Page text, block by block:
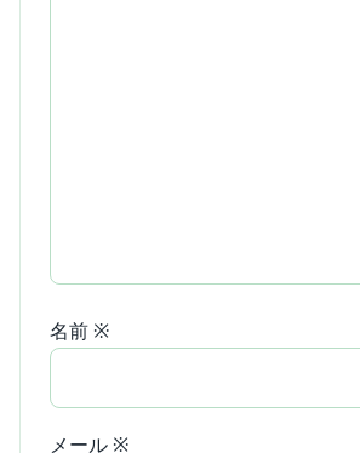
名前 ※
メール ※